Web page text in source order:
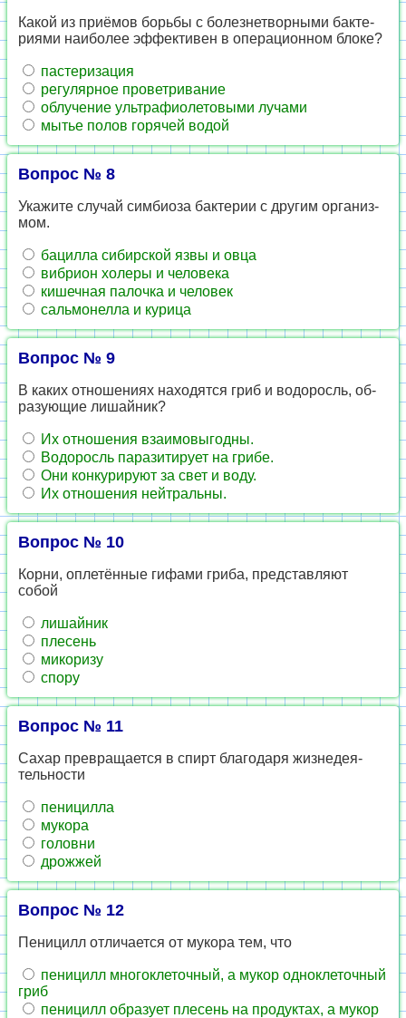
Какой из приёмов борь­бы с бо­лез­не­твор­ны­ми бак­те­
ри­я­ми наи­бо­лее эф­фек­ти­вен в опе­ра­ци­он­ном блоке?
па­сте­ри­за­ция
ре­гу­ляр­ное про­вет­ри­ва­ние
об­лу­че­ние уль­тра­фи­о­ле­то­вы­ми лу­ча­ми
мытье полов го­ря­чей водой
Вопрос № 8
Ука­жи­те слу­чай сим­би­о­за бак­те­рии с дру­гим ор­га­низ­
мом.
ба­цил­ла си­бир­ской язвы и овца
виб­ри­он хо­ле­ры и че­ло­ве­ка
ки­шеч­ная па­лоч­ка и че­ло­век
саль­мо­нел­ла и ку­ри­ца
Вопрос № 9
В каких от­но­ше­ни­ях на­хо­дят­ся гриб и во­до­росль, об­
ра­зу­ю­щие ли­шай­ник?
Их от­но­ше­ния вза­и­мо­вы­год­ны.
Во­до­росль па­ра­зи­ти­ру­ет на грибе.
Они кон­ку­ри­ру­ют за свет и воду.
Их от­но­ше­ния ней­траль­ны.
Вопрос № 10
Корни, оплетённые ги­фа­ми гриба, пред­став­ля­ют
собой
ли­шай­ник
пле­сень
ми­ко­ри­зу
спору
Вопрос № 11
Сахар пре­вра­ща­ет­ся в спирт бла­го­да­ря жиз­не­де­я­
тель­но­сти
пе­ни­цил­ла
му­ко­ра
го­лов­ни
дрож­жей
Вопрос № 12
Пе­ни­цилл от­ли­ча­ет­ся от му­ко­ра тем, что
пе­ни­цилл мно­го­кле­точ­ный, а мукор од­но­кле­точ­ный
гриб
пе­ни­цилл об­ра­зу­ет пле­сень на про­дук­тах, а мукор